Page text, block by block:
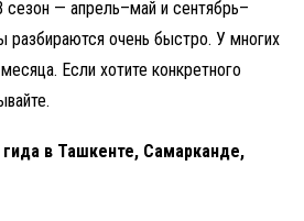
сезон — апрель–май и сентябрь–
разбираются очень быстро. У многих
Если хотите конкретного
гида в Ташкенте, Самарканде,